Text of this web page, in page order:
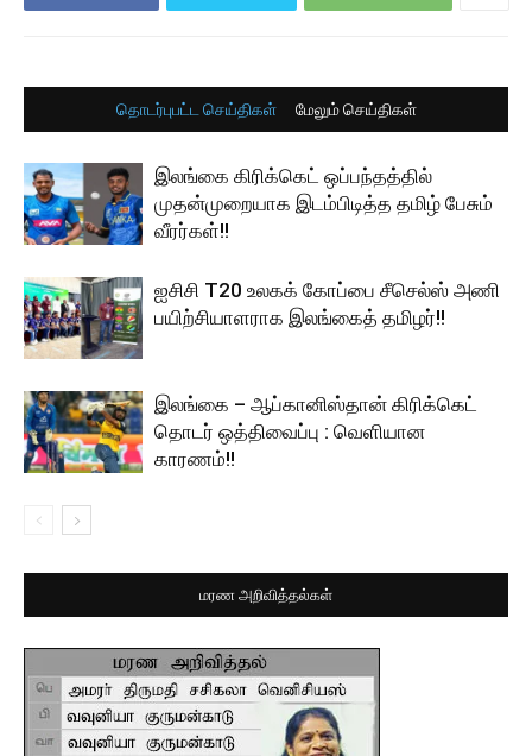
தொடர்புபட்ட செய்திகள் மேலும் செய்திகள்
இலங்கை கிரிக்கெட் ஒப்பந்தத்தில்
முதன்முறையாக இடம்பிடித்த தமிழ் பேசும்
வீரர்கள்!!
ஐசிசி T20 உலகக் கோப்பை சீசெல்ஸ் அணி
பயிற்சியாளராக இலங்கைத் தமிழர்!!
இலங்கை – ஆப்கானிஸ்தான் கிரிக்கெட்
தொடர் ஒத்திவைப்பு : வெளியான
காரணம்!!
மரண அறிவித்தல்கள்